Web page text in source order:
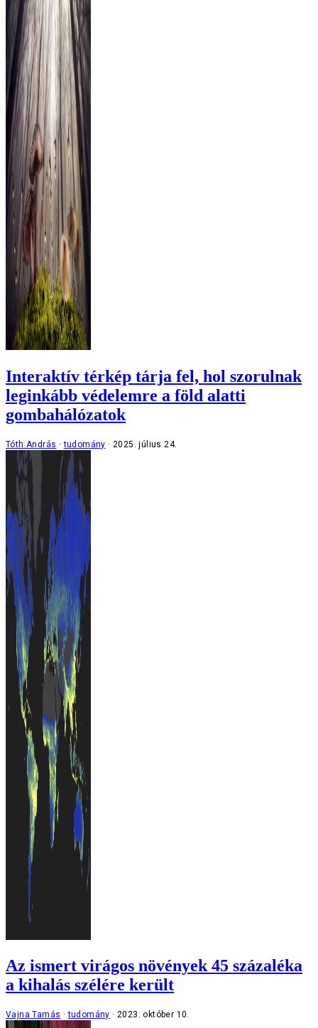
Interaktív térkép tárja fel, hol szorulnak
leginkább védelemre a föld alatti
gombahálózatok
Tóth András tudomány 2025. július 24.
Az ismert virágos növények 45 százaléka
a kihalás szélére került
Vajna Tamás tudomány 2023. október 10.